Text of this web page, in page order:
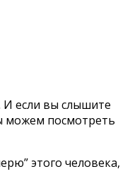
И если вы слышите
можем посмотреть
этого человека,